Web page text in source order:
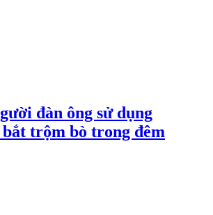
đàn ông sử dụng
trộm bò trong đêm